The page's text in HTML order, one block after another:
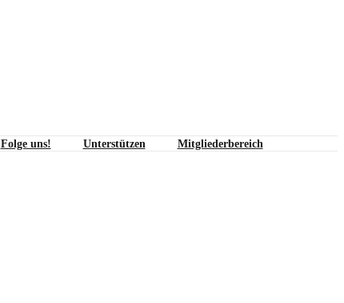
Folge uns! Unterstützen Mitgliederbereich